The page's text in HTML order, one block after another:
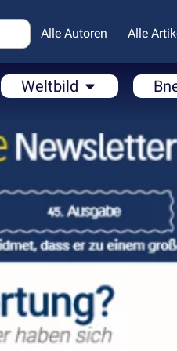
Alle Autoren Alle
Weltbild